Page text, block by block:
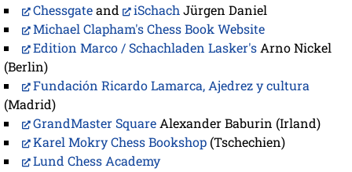
Chessgateand iSchach Jürgen Daniel
Michael Clapham's Chess Book Website
Edition Marco / Schachladen Lasker's Arno Nickel
(Berlin)
Fundación Ricardo Lamarca, Ajedrez y cultura
(Madrid)
GrandMaster Square Alexander Baburin (Irland)
Karel Mokry Chess Bookshop(Tschechien)
Lund Chess Academy